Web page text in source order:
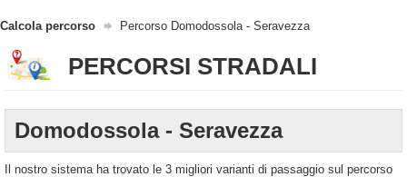
Calcola percorso Percorso Domodossola - Seravezza
PERCORSI STRADALI
Domodossola - Seravezza
Il nostro sistema ha trovato le 3 migliori varianti di passaggio sul percorso